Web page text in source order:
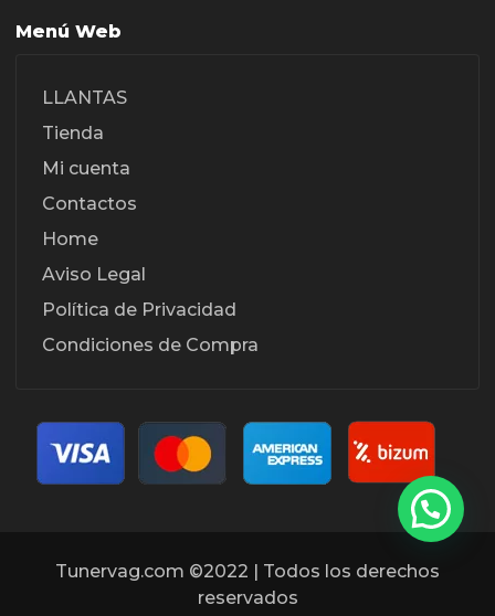
Menú Web
LLANTAS
Tienda
Mi cuenta
Contactos
Home
Aviso Legal
Política de Privacidad
Condiciones de Compra
Tunervag.com ©2022 | Todos los derechos
reservados